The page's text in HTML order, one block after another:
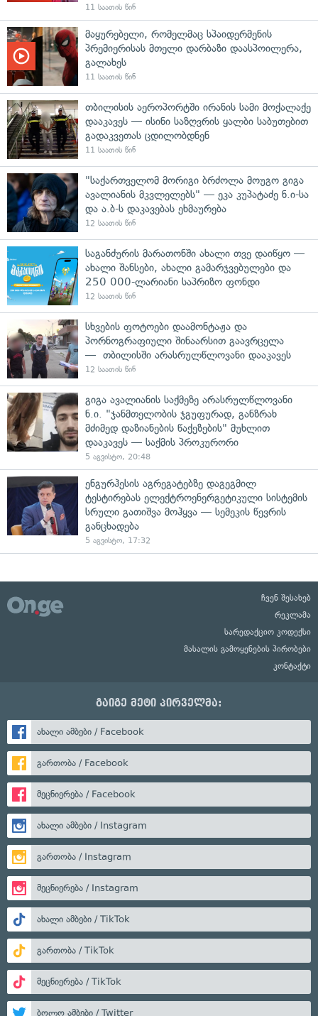
11 საათის წინ
მაყურებელი, რომელმაც სპაიდერმენის
პრემიერისას მთელი დარბაზი დაასპოილერა,
გალახეს
11 საათის წინ
თბილისის აეროპორტში ირანის სამი მოქალაქე
დააკავეს — ისინი საზღვრის ყალბი საბუთებით
გადაკვეთას ცდილობდნენ
11 საათის წინ
"საქართველომ მორიგი ბრძოლა მოუგო გიგა
ავალიანის მკვლელებს" — ეკა კუპატაძე ნ.ი-სა
და ა.ბ-ს დაკავებას ეხმაურება
12 საათის წინ
საგანძურის მარათონში ახალი თვე დაიწყო —
ახალი შანსები, ახალი გამარჯვებულები და
250 000-ლარიანი საპრიზო ფონდი
12 საათის წინ
სხვების ფოტოები დაამონტაჟა და
პორნოგრაფიული შინაარსით გაავრცელა
— თბილისში არასრულწლოვანი დააკავეს
12 საათის წინ
გიგა ავალიანის საქმეზე არასრულწლოვანი
ნ.ი. "ჯანმთელობის ჯგუფურად, განზრახ
მძიმედ დაზიანების წაქეზების" მუხლით
დააკავეს — საქმის პროკურორი
5 აგვისტო, 20:48
ენგურჰესის აგრეგატებზე დაგეგმილ
ტესტირებას ელექტროენერგეტიკული სისტემის
სრული გათიშვა მოჰყვა — სემეკის წევრის
განცხადება
5 აგვისტო, 17:32
ჩვენ შესახებ
რეკლამა
სარედაქციო კოდექსი
მასალის გამოყენების პირობები
კონტაქტი
გაიგე მეტი პირველმა:
ახალი ამბები / Facebook
გართობა / Facebook
მეცნიერება / Facebook
ახალი ამბები / Instagram
გართობა / Instagram
მეცნიერება / Instagram
ახალი ამბები / TikTok
გართობა / TikTok
მეცნიერება / TikTok
ბოლო ამბები / Twitter